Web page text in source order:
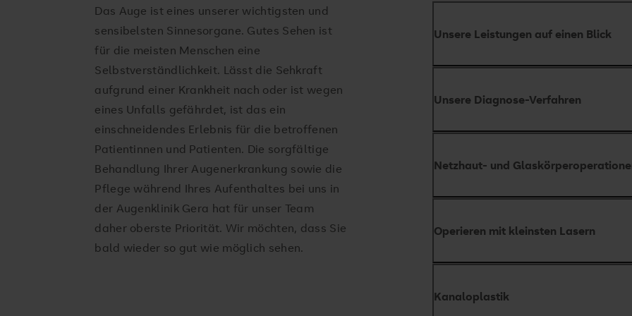
Das Auge ist eines unserer wichtigsten und
sensibelsten Sinnesorgane. Gutes Sehen ist
für die meisten Menschen eine
Selbstverständlichkeit. Lässt die Sehkraft
aufgrund einer Krankheit nach oder ist wegen
eines Unfalls gefährdet, ist das ein
einschneidendes Erlebnis für die betroffenen
Patientinnen und Patienten. Die sorgfältige
Behandlung Ihrer Augenerkrankung sowie die
Pflege während Ihres Aufenthaltes bei uns in
der Augenklinik Gera hat für unser Team
daher oberste Priorität. Wir möchten, dass Sie
bald wieder so gut wie möglich sehen.
Unsere Leistungen auf einen Blick
Operation am Grünen Star
Netzhaut- und
Makulaoperationen
Kosmetische Operationen
Augenmuskeln)
Unsere Diagnose-Verfahren
Netzhautgefäßdarstellung
Augenvermessung durch Laser
Diagnostik des Grünen Stars
Hornhautdickenunabhängige
Behandlung und Diagnostik bei
Netzhaut- und
Operieren mit kleinsten Lasern
Kanaloplastik